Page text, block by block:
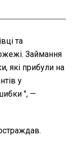
та
Займання
які прибули на
у
", —